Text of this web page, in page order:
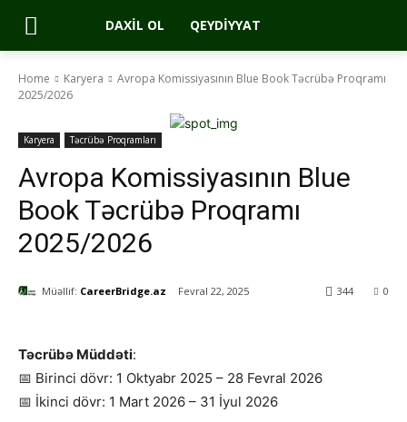
DAXIL OL QEYDIYYAT
Home Karyera
Avropa Komissiyasının Blue Book Təcrübə Proqramı
2025/2026
Karyera Təcrübə Proqramları
Avropa Komissiyasının Blue
Book Təcrübə Proqramı
2025/2026
Müəllif: CareerBridge.az Fevral 22, 2025 0
344
Təcrübə Müddəti:
📅 Birinci dövr: 1 Oktyabr 2025 – 28 Fevral 2026
📅 İkinci dövr: 1 Mart 2026 – 31 İyul 2026